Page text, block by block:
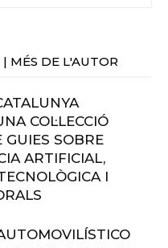
| MÉS DE L'AUTOR
COL·LECCIÓ
GUIES SOBRE
ARTIFICIAL,
I